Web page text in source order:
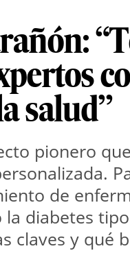
salud”
pionero
de
diabetes
claves y